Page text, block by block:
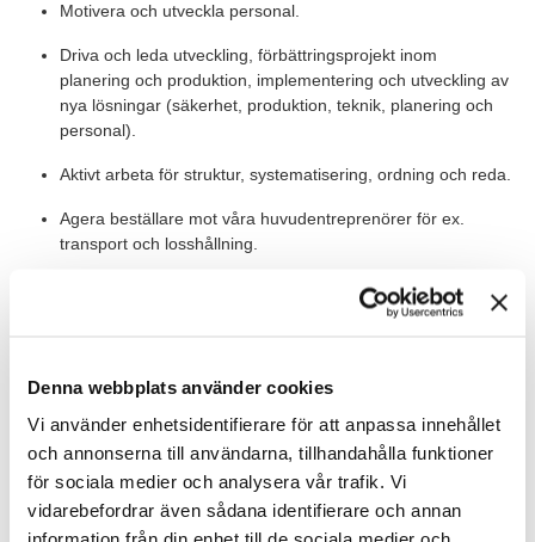
Denna webbplats använder cookies
Vi använder enhetsidentifierare för att anpassa innehållet
och annonserna till användarna, tillhandahålla funktioner
för sociala medier och analysera vår trafik. Vi
vidarebefordrar även sådana identifierare och annan
Motivera och utveckla personal.
Driva och leda utveckling, förbättringsprojekt inom
planering och produktion, implementering och utveckling av
nya lösningar (säkerhet, produktion, teknik, planering och
personal).
Aktivt arbeta för struktur, systematisering, ordning och reda.
Agera beställare mot våra huvudentreprenörer för ex.
transport och losshållning.
Vid behov vara back-upp till, och stöd för, övriga chefer.
Du kommer till en kultur präglad av säkerhet, samarbete,
flexibilitet och optimism. Som Gruvchef ingår du
i Björkdalsgruvans ledningsgrupp och rapporterar till Platschef/
GM. Du kommer leder fyra kompetenta arbetsledare/chefer. En
Verkstadschef, en Chef för gruvteknik, en Senior Projektingenjör